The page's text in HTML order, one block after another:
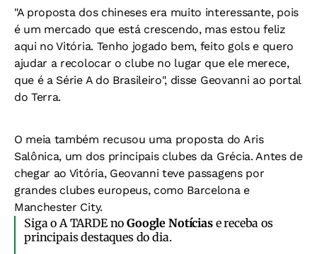
"A proposta dos chineses era muito interessante, pois
é um mercado que está crescendo, mas estou feliz
aqui no Vitória. Tenho jogado bem, feito gols e quero
ajudar a recolocar o clube no lugar que ele merece,
que é a Série A do Brasileiro", disse Geovanni ao portal
do Terra.
O meia também recusou uma proposta do Aris
Salônica, um dos principais clubes da Grécia. Antes de
chegar ao Vitória, Geovanni teve passagens por
grandes clubes europeus, como Barcelona e
Manchester City.
Siga o A TARDE noGoogle Notíciase receba os
principais destaques do dia.